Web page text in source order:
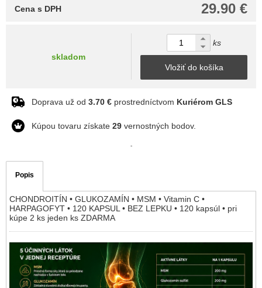
29.90 €
Cena s DPH
skladom
ks
Vložiť do košíka
Doprava už od 3.70 € prostredníctvom Kuriérom GLS
Kúpou tovaru získate 29 vernostných bodov.
-
Popis
CHONDROITÍN • GLUKOZAMÍN • MSM • Vitamin C •
HARPAGOFYT • 120 KAPSUL • BEZ LEPKU • 120 kapsúl • pri
kúpe 2 ks jeden ks ZDARMA